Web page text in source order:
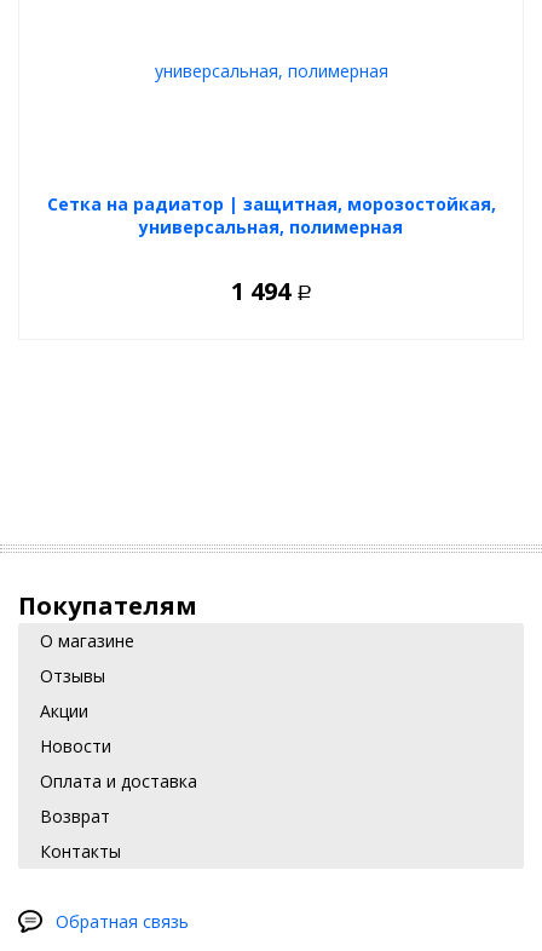
Cетка на радиатор | защитная, морозостойкая,
универсальная, полимерная
1 494 Р
Покупателям
О магазине
Отзывы
Акции
Новости
Оплата и доставка
Возврат
Контакты
Обратная связь